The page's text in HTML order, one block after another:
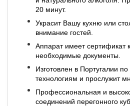
20 минут.
Украсит Вашу кухню или
внимание гостей.
Аппарат имеет сертификат
необходимые документы.
Изготовлен в Португалии
технологиям и прослужит
Профессиональная и
соединений перегонного